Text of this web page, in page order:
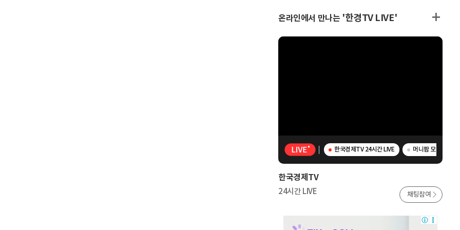
온라인에서 만나는 '한경TV LIVE'
한국경제TV 24시간 LIVE 머니팜 모닝라이브
한국경제TV
24시간 LIVE 채팅참여